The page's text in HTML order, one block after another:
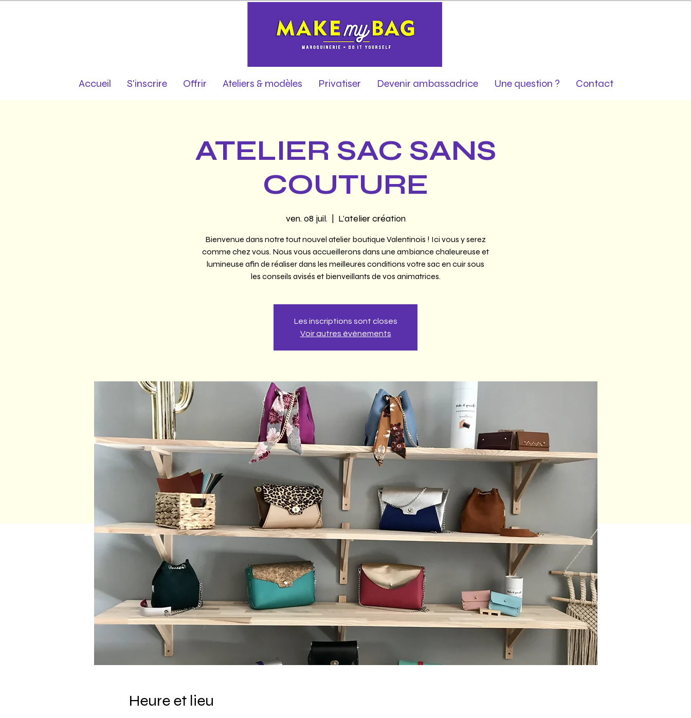
Accueil S'inscrire Offrir Ateliers & modèles Privatiser Devenir ambassadrice Une question ? Contact
ATELIER SAC SANS
COUTURE
ven. 08 juil.
  |
L'atelier création
Bienvenue dans notre tout nouvel atelier boutique Valentinois ! Ici vous y serez
comme chez vous. Nous vous accueillerons dans une ambiance chaleureuse et
lumineuse afin de réaliser dans les meilleures conditions votre sac en cuir sous
les conseils avisés et bienveillants de vos animatrices.
Les inscriptions sont closes
Voir autres événements
Heure et lieu